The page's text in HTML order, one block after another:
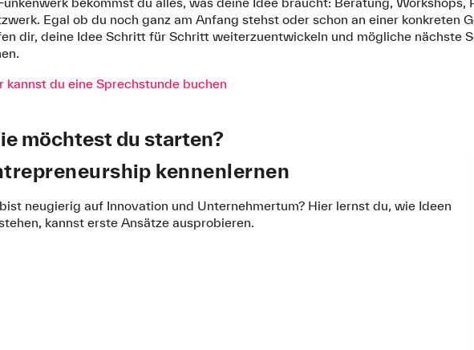
Egal ob du noch ganz am Anfang stehst oder schon an einer konkreten
dir, deine Idee Schritt für Schritt weiterzuentwickeln und mögliche nächste
kannst du eine Sprechstunde buchen
möchtest du starten?
kennenlernen
neugierig auf Innovation und Unternehmertum? Hier lernst du, wie Ideen
kannst erste Ansätze ausprobieren.